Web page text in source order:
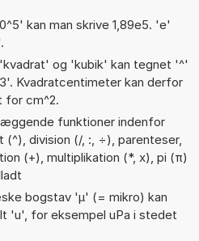
kan man skrive 1,89e5. 'e'
og 'kubik' kan tegnet '^'
Kvadratcentimeter kan derfor
for cm^2.
funktioner indenfor
division (/, :, ÷), parenteser,
(+), multiplikation (*, x), pi (π)
bogstav 'µ' (= mikro) kan
'u', for eksempel uPa i stedet